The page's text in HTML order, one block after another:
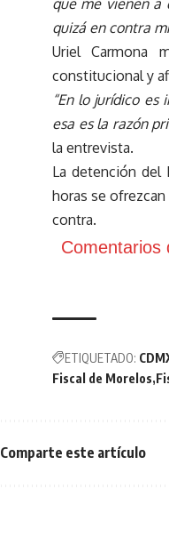
quizá en contra
Uriel Carmona
constitucional y
“En lo jurídico
esa es la razón
la entrevista.
La detención del
horas se
contra.
Comentarios
ETIQUETADO:
Fiscal de Morelos
Comparte este artículo